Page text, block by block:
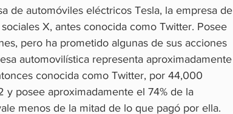
de automóviles eléctricos Tesla, la empresa de
X, antes conocida como Twitter. Posee
pero ha prometido algunas de sus acciones
automovilística representa aproximadamente
conocida como Twitter, por 44,000
posee aproximadamente el 74% de la
menos de la mitad de lo que pagó por ella.